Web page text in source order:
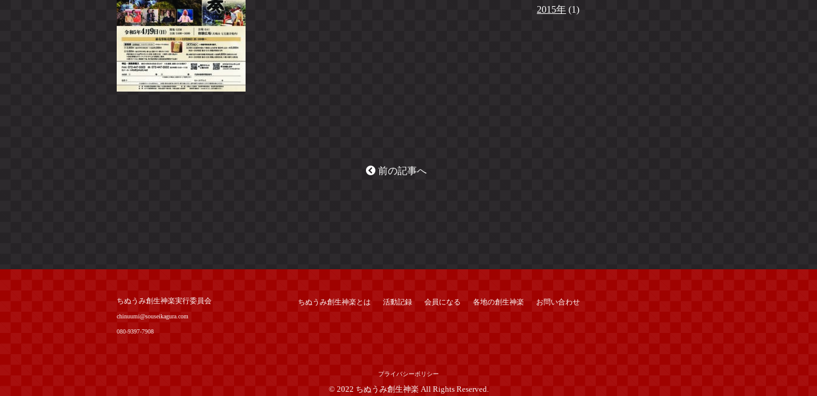
2015年 (1)
前の記事へ
ちぬうみ創生神楽実行委員会
chinuumi@souseikagura.com
080-9397-7908
ちぬうみ創生神楽とは 活動記録 会員になる 各地の創生神楽 お問い合わせ
プライバシーポリシー
© 2022 ちぬうみ創生神楽 All Rights Reserved.